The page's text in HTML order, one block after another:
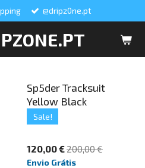
@dripz0ne.pt
Sp5der Tracksuit
Yellow Black
Sale!
120,00 €200,00 €
Envio Grátis